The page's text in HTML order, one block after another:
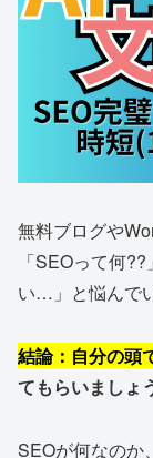
無料ブログや
「SEOって何
い…」と悩んで
結論：自分の頭
てもらいましょ
SEOが何なのか